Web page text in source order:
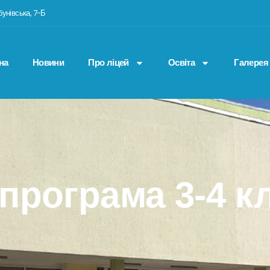
7-Б
Новини Про ліцей Освіта Галерея
3-4